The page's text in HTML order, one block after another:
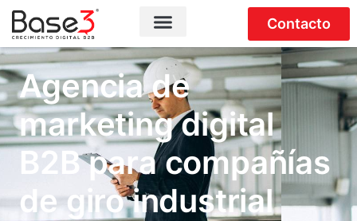
Contacto
Agencia de
marketing digital
B2B para compañías
de giro industrial